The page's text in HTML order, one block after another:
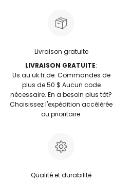
Livraison gratuite
LIVRAISON GRATUITE:
Us.au.uk.fr.de. Commandes de
plus de 50 $ Aucun code
nécessaire. En a besoin plus tôt?
Choisissez l'expédition accélérée
ou prioritaire.
Qualité et durabilité